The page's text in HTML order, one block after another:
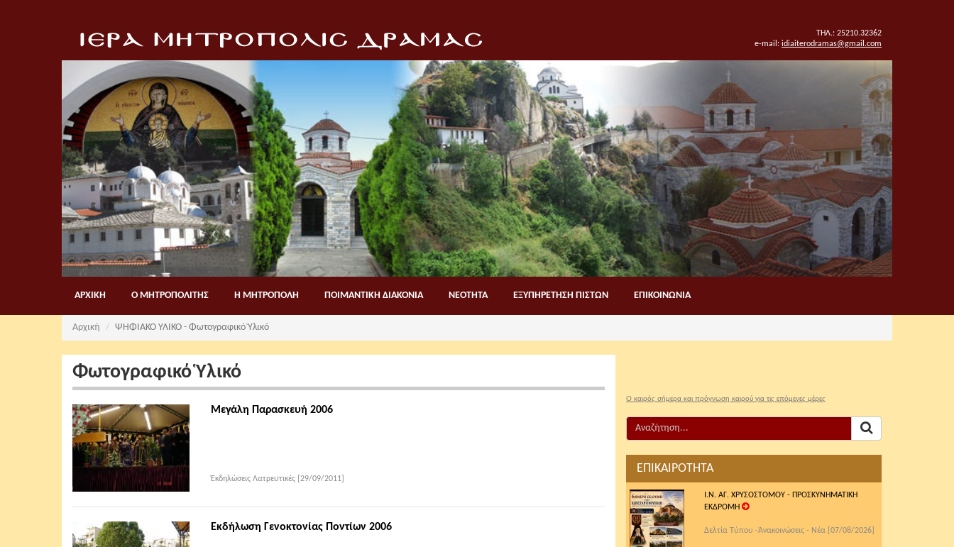
ΤΗΛ.: 25210.32362
e-mail: idiaiterodramas@gmail.com
ΑΡΧΙΚΗ Ο ΜΗΤΡΟΠΟΛΙΤΗΣ Η ΜΗΤΡΟΠΟΛΗ ΠΟΙΜΑΝΤΙΚΗ ΔΙΑΚΟΝΙΑ ΝΕΟΤΗΤΑ ΕΞΥΠΗΡΕΤΗΣΗ ΠΙΣΤΩΝ ΕΠΙΚΟΙΝΩΝΙΑ
Αρχική ΨΗΦΙΑΚΟ ΥΛΙΚΟ - Φωτογραφικό Ὑλικό
Φωτογραφικό Ὑλικό
Μεγάλη Παρασκευή 2006
Ἐκδηλώσεις Λατρευτικές [29/09/2011]
Εκδήλωση Γενοκτονίας Ποντίων 2006
Ο καιρός σήμερα και πρόγνωση καιρού για τις επόμενες μέρες
ΕΠΙΚΑΙΡΟΤΗΤΑ
Ι.Ν. ΑΓ. ΧΡΥΣΟΣΤΟΜΟΥ - ΠΡΟΣΚΥΝΗΜΑΤΙΚΗ
ΕΚΔΡΟΜΗ
Δελτία Τύπου -Ἀνακοινώσεις - Νέα [07/08/2026]